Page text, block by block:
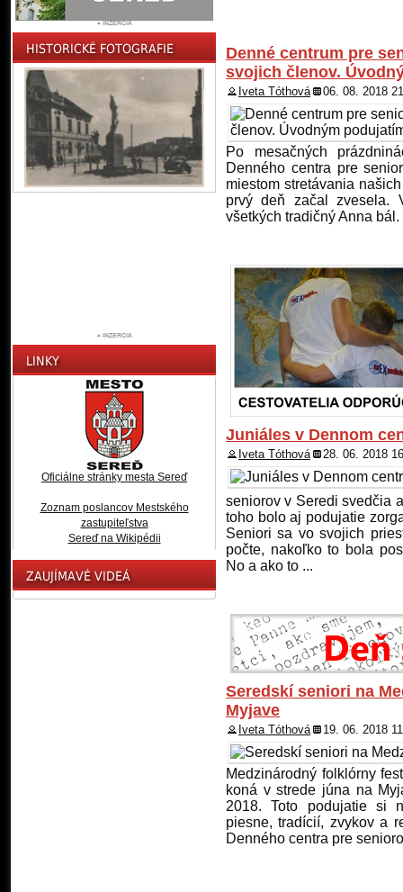
Oficiálne stránky mesta Sereď
Zoznam poslancov Mestského
zastupiteľstva
Sereď na Wikipédii
Denné centrum pre
svojich členov.
Iveta Tóthová 06. 08. 2018
Po mesačných
Denného centra pre
miestom stretávania
prvý deň začal zvesela.
všetkých tradičný Anna
Juniáles v Dennom
Iveta Tóthová 28. 06. 2018
seniorov v Seredi svedčia
toho bolo aj podujatie
Seniori sa vo svojich
počte, nakoľko to bola
No a ako to ...
Seredskí seniori na
Myjave
Iveta Tóthová 19. 06. 2018
Medzinárodný folklórny
koná v strede júna na
2018. Toto podujatie si
piesne, tradícií, zvykov a
Denného centra pre